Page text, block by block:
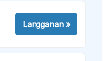
Langganan»